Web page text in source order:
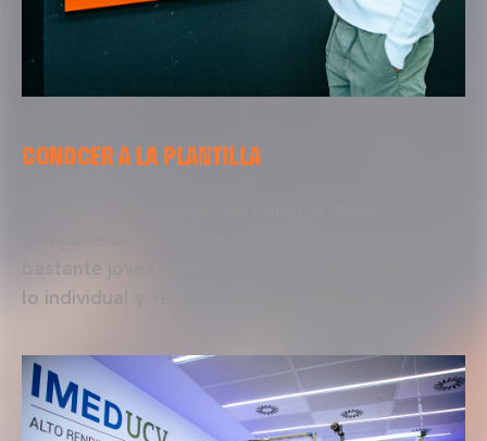
CONOCER A LA PLANTILLA
bastante joven, que mira lo colectivo antes que
lo individual y vengo a aportar lo que toca”.